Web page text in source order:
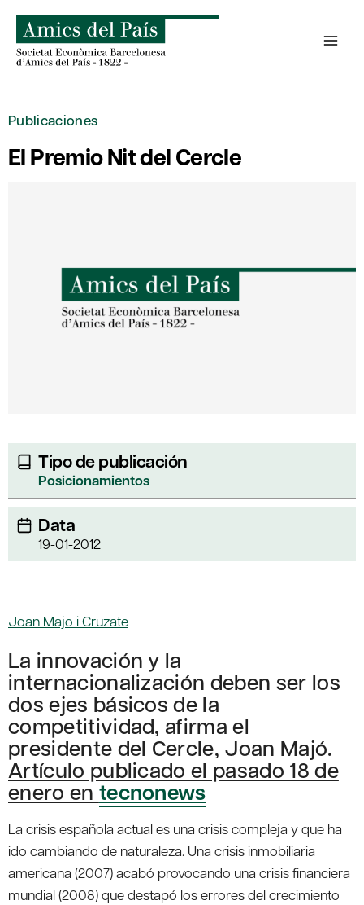
contenido
Publicaciones
El Premio Nit del Cercle
Tipo de publicación
Posicionamientos
Data
19-01-2012
Joan Majo i Cruzate
La innovación y la
internacionalización deben ser los
dos ejes básicos de la
competitividad, afirma el
presidente del Cercle, Joan Majó.
Artículo publicado el pasado 18 de
enero en tecnonews
La crisis española actual es una crisis compleja y que ha
ido cambiando de naturaleza. Una crisis inmobiliaria
americana (2007) acabó provocando una crisis financiera
mundial (2008) que destapó los errores del crecimiento